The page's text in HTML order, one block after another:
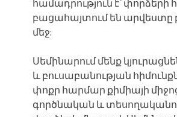
համադրություն է՝ փորձերի
բացահայտում են արվեստը
մեջ:
Սեմինարում մենք
և բուսաբանության
փոքր հարմար քիմիայի
գործնական և